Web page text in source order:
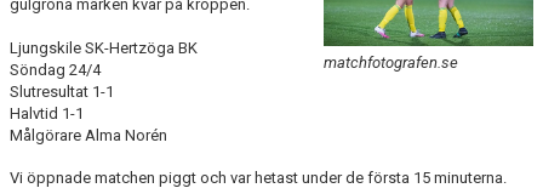
KONTAKT
HISTORIA
matchfotografen.se
gulgröna märken kvar på kroppen.
Ljungskile SK-Hertzöga BK
Söndag 24/4
Slutresultat 1-1
Halvtid 1-1
Målgörare Alma Norén
Vi öppnade matchen piggt och var hetast under de första 15 minuterna.